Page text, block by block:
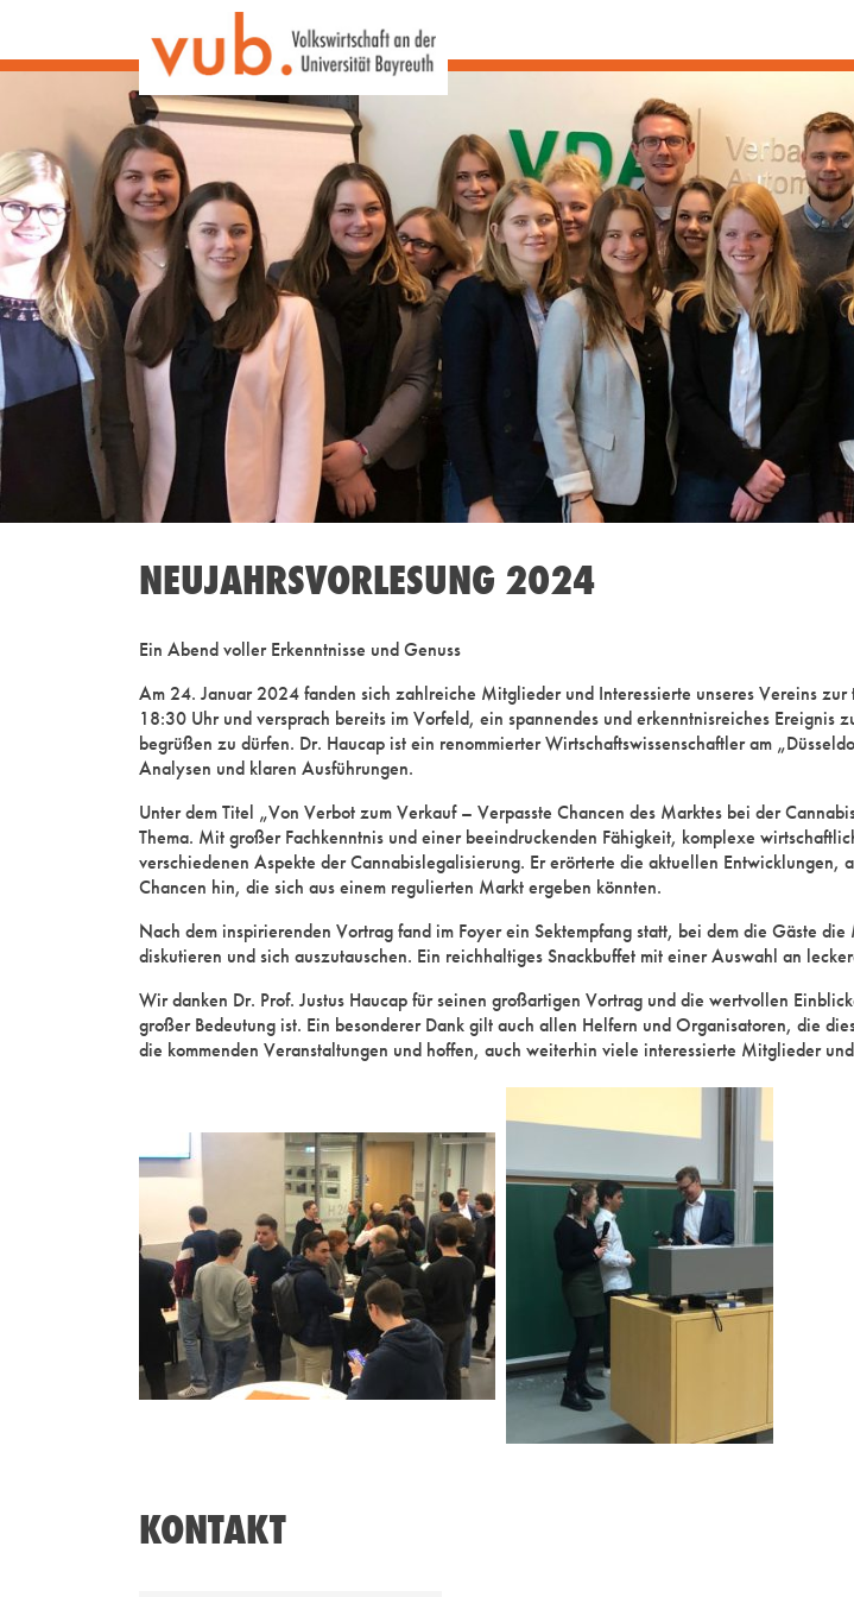
NEUJAHRSVORLESUNG 2024
Ein Abend voller Erkenntnisse und Genuss
Am 24. Januar 2024 fanden sich zahlreiche Mitglieder und Interessierte unseres Vereins
18:30 Uhr und versprach bereits im Vorfeld, ein spannendes und erkenntnisreiches Ereignis
begrüßen zu dürfen. Dr. Haucap ist ein renommierter Wirtschaftswissenschaftler am
Analysen und klaren Ausführungen.
Unter dem Titel „Von Verbot zum Verkauf – Verpasste Chancen des Marktes bei der
Thema. Mit großer Fachkenntnis und einer beeindruckenden Fähigkeit, komplexe
verschiedenen Aspekte der Cannabislegalisierung. Er erörterte die aktuellen
Chancen hin, die sich aus einem regulierten Markt ergeben könnten.
Nach dem inspirierenden Vortrag fand im Foyer ein Sektempfang statt, bei dem die Gäste
diskutieren und sich auszutauschen. Ein reichhaltiges Snackbuffet mit einer Auswahl an
Wir danken Dr. Prof. Justus Haucap für seinen großartigen Vortrag und die wertvollen
großer Bedeutung ist. Ein besonderer Dank gilt auch allen Helfern und Organisatoren, die
die kommenden Veranstaltungen und hoffen, auch weiterhin viele interessierte Mitglieder
KONTAKT